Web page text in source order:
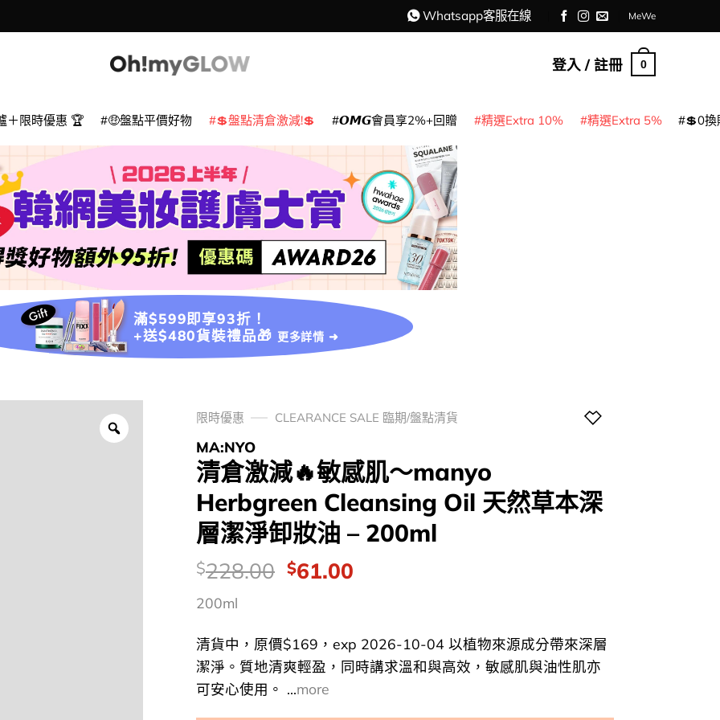
Whatsapp客服在線 MeWe
登入 / 註冊 0
＋限時優惠 🏆 🤑盤點平價好物 💲盤點清倉激減!💲 𝙊𝙈𝙂會員享2%+回贈 精選Extra 10% 精選Extra 5% 💲0換
滿$599即享93折！
+送$480貨裝禮品🎁 更多詳情 ➜
限時優惠 CLEARANCE SALE 臨期/盤點清貨
MA:NYO
清倉激減🔥敏感肌～manyo
Herbgreen Cleansing Oil 天然草本深
層潔淨卸妝油 – 200ml
價
$228.00 Original
$228.00.
$61.00Current
$61.00.
200ml
清貨中，原價$169，exp 2026-10-04 以植物來源成分帶來深層
潔淨。質地清爽輕盈，同時講求溫和與高效，敏感肌與油性肌亦
可安心使用。 ...more